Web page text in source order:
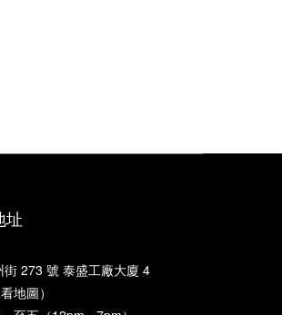
址
街 273 號 泰盛工廠大廈 4
地圖）